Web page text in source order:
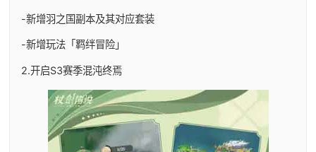
-新增羽之国副本及其对应套装
-新增玩法「羁绊冒险」
2.开启S3赛季混沌终焉